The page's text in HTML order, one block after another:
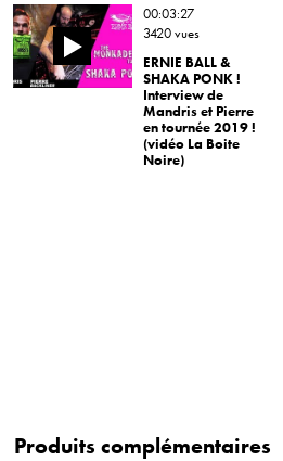
00:03:27
3420 vues
ERNIE BALL &
SHAKA PONK !
Interview de
Mandris et Pierre
en tournée 2019 !
(vidéo La Boite
Noire)
Produits complémentaires